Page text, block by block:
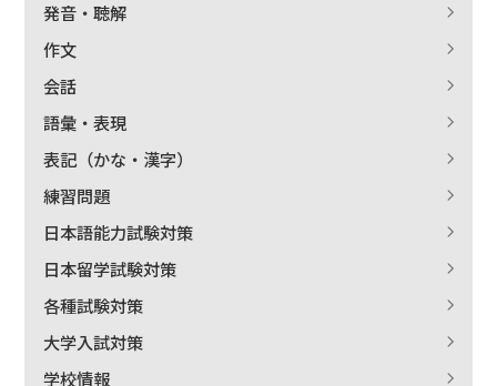
発音・聴解
作文
会話
語彙・表現
表記（かな・漢字）
練習問題
日本語能力試験対策
日本留学試験対策
各種試験対策
大学入試対策
学校情報